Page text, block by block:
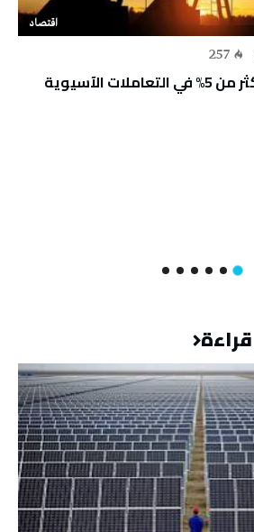
اقتصاد
257
تراجع أسعار النفط بأكثر من 5% في التعاملات الآسيوية